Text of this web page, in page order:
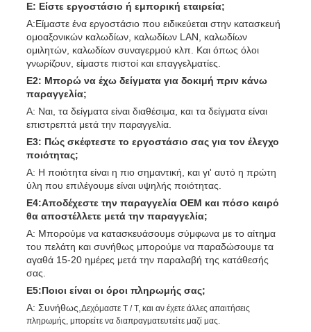
Ε: Είστε εργοστάσιο ή εμπορική εταιρεία;
Α:Είμαστε ένα εργοστάσιο που ειδικεύεται στην κατασκευή
ομοαξονικών καλωδίων, καλωδίων LAN, καλωδίων
ομιλητών, καλωδίων συναγερμού κλπ. Και όπως όλοι
γνωρίζουν, είμαστε πιστοί και επαγγελματίες.
Ε2: Μπορώ να έχω δείγματα για δοκιμή πριν κάνω
παραγγελία;
Α: Ναι, τα δείγματα είναι διαθέσιμα, και τα δείγματα είναι
επιστρεπτά μετά την παραγγελία.
Ε3: Πώς σκέφτεστε το εργοστάσιο σας για τον έλεγχο
ποιότητας;
Α: Η ποιότητα είναι η πιο σημαντική, και γι' αυτό η πρώτη
ύλη που επιλέγουμε είναι υψηλής ποιότητας.
Ε4:Αποδέχεστε την παραγγελία OEM και πόσο καιρό
θα αποστέλλετε μετά την παραγγελία;
Α: Μπορούμε να κατασκευάσουμε σύμφωνα με το αίτημα
του πελάτη και συνήθως μπορούμε να παραδώσουμε τα
αγαθά 15-20 ημέρες μετά την παραλαβή της κατάθεσής
σας.
Ε5:Ποιοι είναι οι όροι πληρωμής σας;
Α: Συνήθως,Δεχόμαστε T / T, και αν έχετε άλλες απαιτήσεις
πληρωμής, μπορείτε να διαπραγματευτείτε μαζί μας.